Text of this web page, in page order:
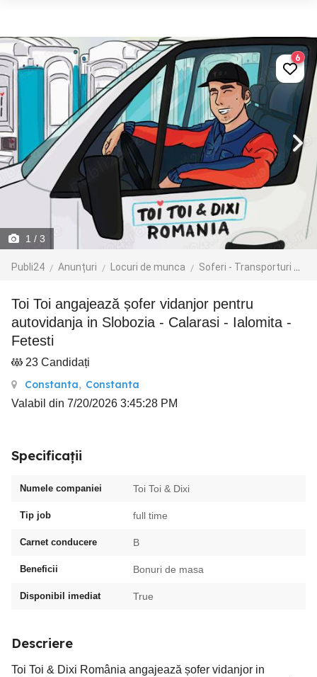
1 / 3
Publi24 Anunțuri Locuri de munca Soferi - Transporturi
6
Toi Toi angajează șofer vidanjor pentru
autovidanja in Slobozia - Calarasi - Ialomita -
Fetesti
23 Candidați
Constanta, Constanta
Valabil din 7/20/2026 3:45:28 PM
Specificații
Numele companiei Toi Toi & Dixi
Tip job full time
Carnet conducere B
Beneficii Bonuri de masa
Disponibil imediat True
Descriere
Toi Toi & Dixi România angajează șofer vidanjor in